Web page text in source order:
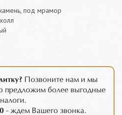
под мрамор
Позвоните нам и мы
предложим более выгодные
- ждем Вашего звонка.